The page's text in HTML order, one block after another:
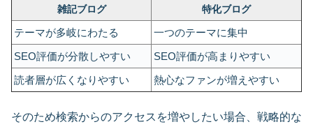
雑記ブログ 特化ブログ
テーマが多岐にわたる
一つのテーマに集中
SEO評価が分散しやすい
SEO評価が高まりやすい
読者層が広くなりやすい
熱心なファンが増えやすい
そのため検索からのアクセスを増やしたい場合、戦略的な